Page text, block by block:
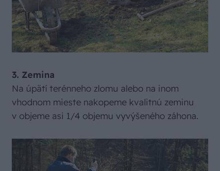
3. Zemina
Na úpätí terénneho zlomu alebo na inom
vhodnom mieste nakopeme kvalitnú zeminu
v objeme asi 1/4 objemu vyvýšeného záhona.